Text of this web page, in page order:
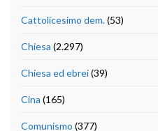
Cattolicesimo dem.(53)
Chiesa (2.297)
Chiesa ed ebrei(39)
Cina (165)
Comunismo (377)